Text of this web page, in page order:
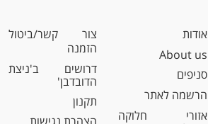
אודות
About us
סניפים
הרשמה לאתר
אזורי חלוקה
צור קשר/ביטול
הזמנה
דרושים ב'ניצת
הדובדבן'
תקנון